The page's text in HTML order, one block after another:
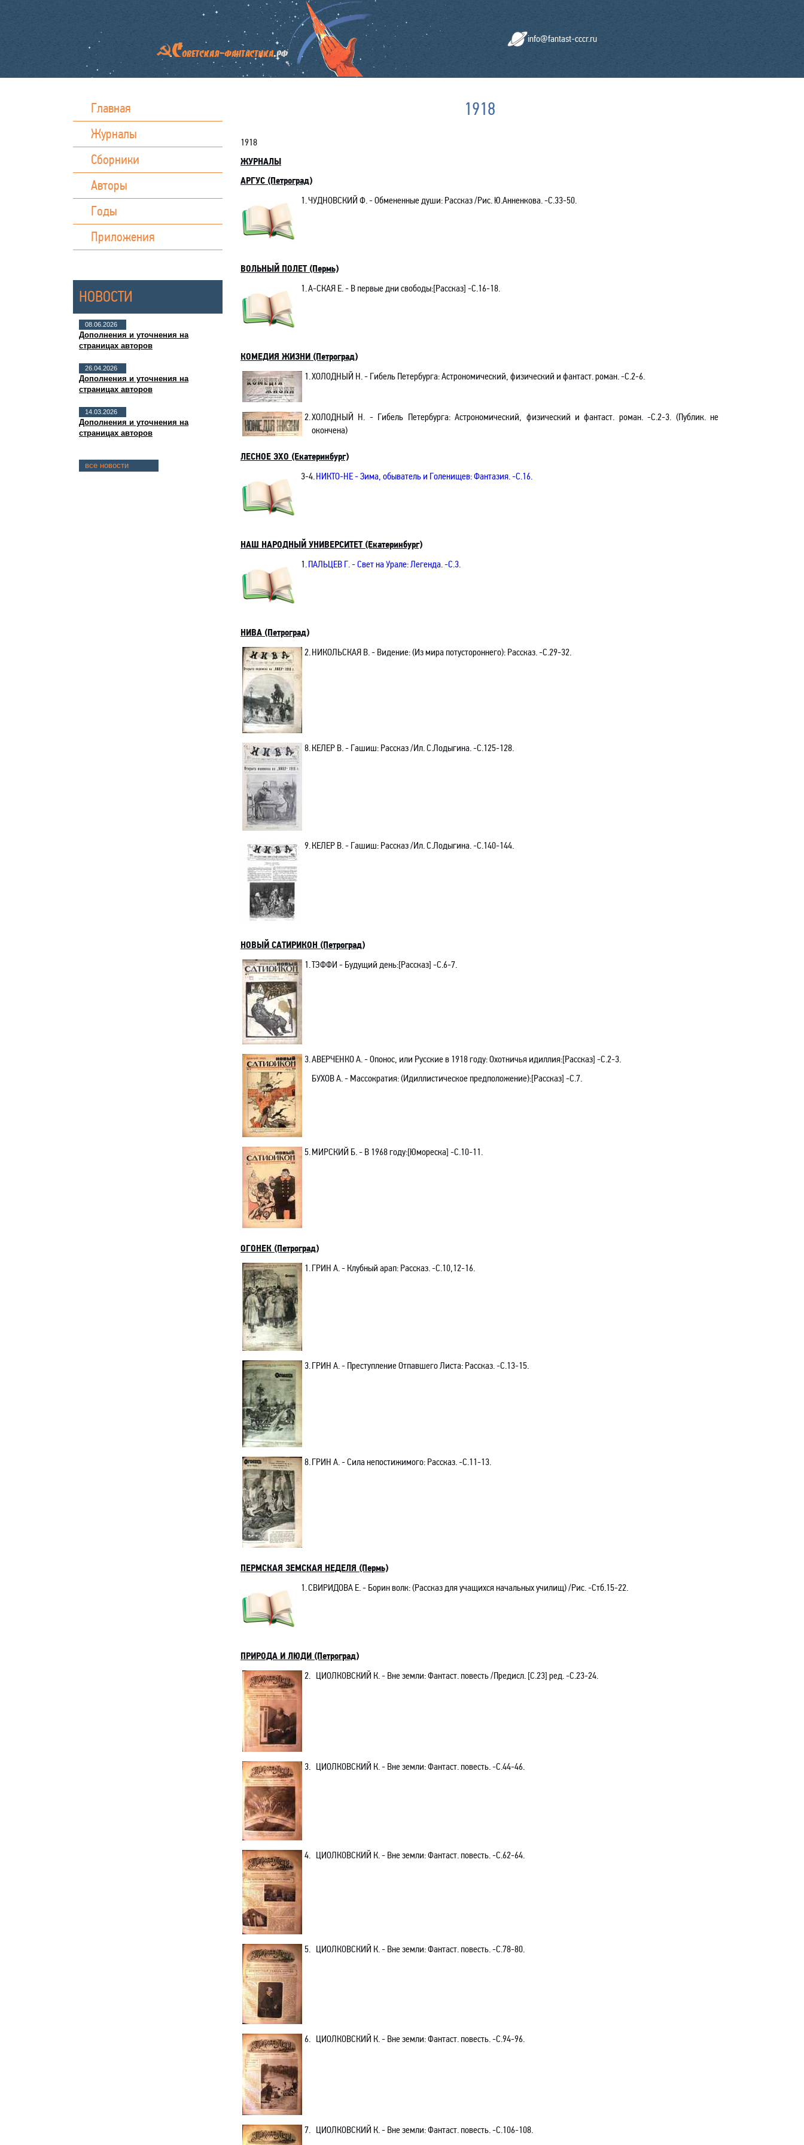
info@fantast-cccr.ru
Главная
Журналы
Сборники
Авторы
Годы
Приложения
НОВОСТИ
08.06.2026
Дополнения и уточнения на
страницах авторов
26.04.2026
Дополнения и уточнения на
страницах авторов
14.03.2026
Дополнения и уточнения на
страницах авторов
все новости
1918
1918
ЖУРНАЛЫ
АРГУС (Петроград)
1.ЧУДНОВСКИЙ Ф.- Обмененные души: Рассказ /Рис. Ю.Анненкова. -C.33-50.
ВОЛЬНЫЙ ПОЛЕТ (Пермь)
1.А-СКАЯ Е.- В первые дни свободы:[Рассказ] -C.16-18.
КОМЕДИЯ ЖИЗНИ (Петроград)
1.ХОЛОДНЫЙ Н.- Гибель Петербурга: Астрономический, физический и фантаст.роман. -C.2-6.
2.ХОЛОДНЫЙ Н. - Гибель Петербурга: Астрономический, физический и фантаст. роман. -C.2-3. (Публик.не
окончена)
ЛЕСНОЕ ЭХО (Екатеринбург)
3-4.НИКТО-НЕ- Зима, обыватель и Голенищев: Фантазия. -C.16.
НАШ НАРОДНЫЙ УНИВЕРСИТЕТ (Екатеринбург)
1.ПАЛЬЦЕВ Г.- Свет на Урале: Легенда. -C.3.
НИВА (Петроград)
2.НИКОЛЬСКАЯ В.- Видение: (Из мира потустороннего): Рассказ. -C.29-32.
8.КЕЛЕР В.- Гашиш: Рассказ /Ил. С.Лодыгина.-С.125-128.
9.КЕЛЕР В.- Гашиш: Рассказ /Ил. С.Лодыгина.-С.140-144.
НОВЫЙ САТИРИКОН (Петроград)
1.ТЭФФИ - Будущий день:[Рассказ] -C.6-7.
3.АВЕРЧЕНКО А.- Опонос, или Русские в 1918 году: Охотничья идиллия:[Рассказ] -C.2-3.
БУХОВ А.- Массократия: (Идиллистическое предположение):[Рассказ] -C.7.
5.МИРСКИЙ Б.- В 1968 году:[Юмореска] -C.10-11.
ОГОНЕК (Петроград)
1.ГРИН А. - Клубный арап: Рассказ. -C.10,12-16.
3.ГРИН А. - Преступление Отпавшего Листа: Рассказ. -C.13-15.
8.ГРИН А. - Сила непостижимого: Рассказ. -C.11-13.
ПЕРМСКАЯ ЗЕМСКАЯ НЕДЕЛЯ (Пермь)
1.СВИРИДОВА Е.- Борин волк: (Рассказ для учащихся начальных училищ) /Рис. -Cтб.15-22.
ПРИРОДА И ЛЮДИ (Петроград)
2. ЦИОЛКОВСКИЙ К.- Вне земли: Фантаст. повесть /Предисл. [С.23] ред.-С.23-24.
3. ЦИОЛКОВСКИЙ К.- Вне земли: Фантаст. повесть.-С.44-46.
4. ЦИОЛКОВСКИЙ К.- Вне земли: Фантаст. повесть.-С.62-64.
5. ЦИОЛКОВСКИЙ К.- Вне земли: Фантаст. повесть.-С.78-80.
6. ЦИОЛКОВСКИЙ К.- Вне земли: Фантаст. повесть.-С.94-96.
7. ЦИОЛКОВСКИЙ К.- Вне земли: Фантаст. повесть.-С.106-108.